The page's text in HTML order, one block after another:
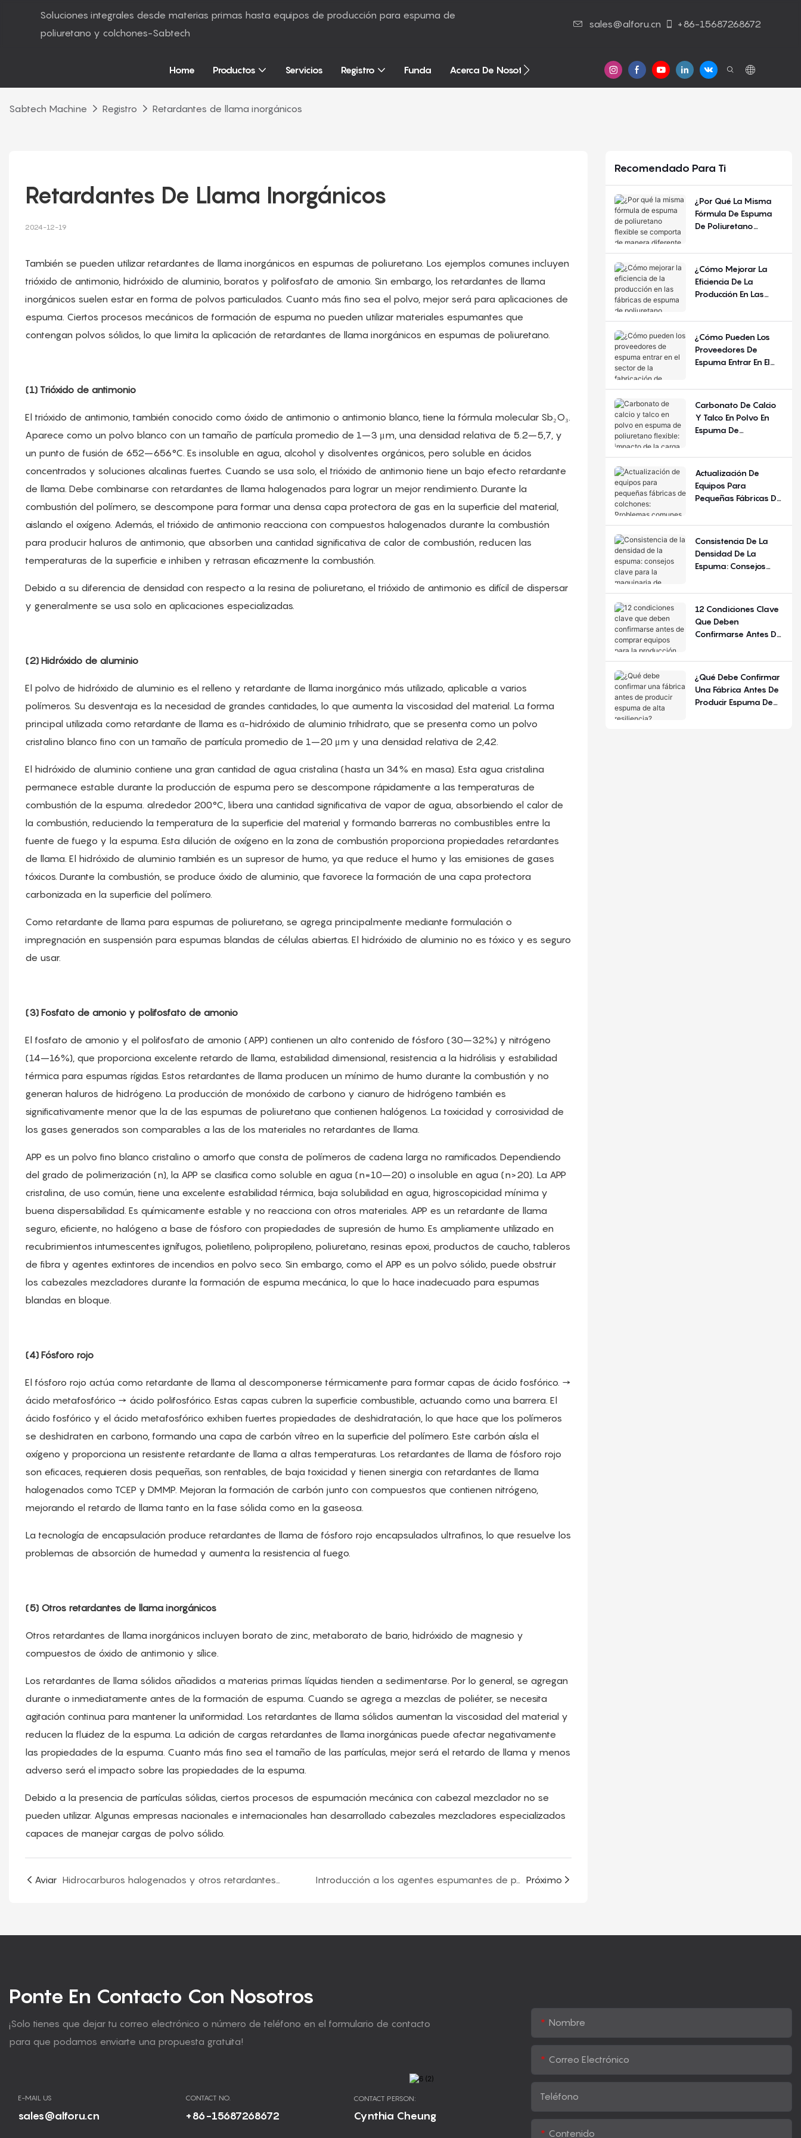
Soluciones integrales desde materias primas hasta equipos de producción para espuma de
poliuretano y colchones-Sabtech
sales@alforu.cn +86-15687268672
Home Productos Servicios Registro Funda Acerca De Nosotros Contáctenos
Sabtech Machine Registro Retardantes de llama inorgánicos
Retardantes De Llama Inorgánicos
2024-12-19
También se pueden utilizar retardantes de llama inorgánicos en espumas de poliuretano. Los ejemplos comunes incluyen
trióxido de antimonio, hidróxido de aluminio, boratos y polifosfato de amonio. Sin embargo, los retardantes de llama
inorgánicos suelen estar en forma de polvos particulados. Cuanto más fino sea el polvo, mejor será para aplicaciones de
espuma. Ciertos procesos mecánicos de formación de espuma no pueden utilizar materiales espumantes que
contengan polvos sólidos, lo que limita la aplicación de retardantes de llama inorgánicos en espumas de poliuretano.
(1) Trióxido de antimonio
El trióxido de antimonio, también conocido como óxido de antimonio o antimonio blanco, tiene la fórmula molecular Sb₂O₃.
Aparece como un polvo blanco con un tamaño de partícula promedio de 1–3 μm, una densidad relativa de 5.2–5,7, y
un punto de fusión de 652–656°C. Es insoluble en agua, alcohol y disolventes orgánicos, pero soluble en ácidos
concentrados y soluciones alcalinas fuertes. Cuando se usa solo, el trióxido de antimonio tiene un bajo efecto retardante
de llama. Debe combinarse con retardantes de llama halogenados para lograr un mejor rendimiento. Durante la
combustión del polímero, se descompone para formar una densa capa protectora de gas en la superficie del material,
aislando el oxígeno. Además, el trióxido de antimonio reacciona con compuestos halogenados durante la combustión
para producir haluros de antimonio, que absorben una cantidad significativa de calor de combustión, reducen las
temperaturas de la superficie e inhiben y retrasan eficazmente la combustión.
Debido a su diferencia de densidad con respecto a la resina de poliuretano, el trióxido de antimonio es difícil de dispersar
y generalmente se usa solo en aplicaciones especializadas.
(2) Hidróxido de aluminio
El polvo de hidróxido de aluminio es el relleno y retardante de llama inorgánico más utilizado, aplicable a varios
polímeros. Su desventaja es la necesidad de grandes cantidades, lo que aumenta la viscosidad del material. La forma
principal utilizada como retardante de llama es α-hidróxido de aluminio trihidrato, que se presenta como un polvo
cristalino blanco fino con un tamaño de partícula promedio de 1–20 μm y una densidad relativa de 2,42.
El hidróxido de aluminio contiene una gran cantidad de agua cristalina (hasta un 34% en masa). Esta agua cristalina
permanece estable durante la producción de espuma pero se descompone rápidamente a las temperaturas de
combustión de la espuma. alrededor 200°C, libera una cantidad significativa de vapor de agua, absorbiendo el calor de
la combustión, reduciendo la temperatura de la superficie del material y formando barreras no combustibles entre la
fuente de fuego y la espuma. Esta dilución de oxígeno en la zona de combustión proporciona propiedades retardantes
de llama. El hidróxido de aluminio también es un supresor de humo, ya que reduce el humo y las emisiones de gases
tóxicos. Durante la combustión, se produce óxido de aluminio, que favorece la formación de una capa protectora
carbonizada en la superficie del polímero.
Como retardante de llama para espumas de poliuretano, se agrega principalmente mediante formulación o
impregnación en suspensión para espumas blandas de células abiertas. El hidróxido de aluminio no es tóxico y es seguro
de usar.
(3) Fosfato de amonio y polifosfato de amonio
El fosfato de amonio y el polifosfato de amonio (APP) contienen un alto contenido de fósforo (30–32%) y nitrógeno
(14–16%), que proporciona excelente retardo de llama, estabilidad dimensional, resistencia a la hidrólisis y estabilidad
térmica para espumas rígidas. Estos retardantes de llama producen un mínimo de humo durante la combustión y no
generan haluros de hidrógeno. La producción de monóxido de carbono y cianuro de hidrógeno también es
significativamente menor que la de las espumas de poliuretano que contienen halógenos. La toxicidad y corrosividad de
los gases generados son comparables a las de los materiales no retardantes de llama.
APP es un polvo fino blanco cristalino o amorfo que consta de polímeros de cadena larga no ramificados. Dependiendo
del grado de polimerización (n), la APP se clasifica como soluble en agua (n=10–20) o insoluble en agua (n>20). La APP
cristalina, de uso común, tiene una excelente estabilidad térmica, baja solubilidad en agua, higroscopicidad mínima y
buena dispersabilidad. Es químicamente estable y no reacciona con otros materiales. APP es un retardante de llama
seguro, eficiente, no halógeno a base de fósforo con propiedades de supresión de humo. Es ampliamente utilizado en
recubrimientos intumescentes ignífugos, polietileno, polipropileno, poliuretano, resinas epoxi, productos de caucho, tableros
de fibra y agentes extintores de incendios en polvo seco. Sin embargo, como el APP es un polvo sólido, puede obstruir
los cabezales mezcladores durante la formación de espuma mecánica, lo que lo hace inadecuado para espumas
blandas en bloque.
(4) Fósforo rojo
El fósforo rojo actúa como retardante de llama al descomponerse térmicamente para formar capas de ácido fosfórico. →
ácido metafosfórico → ácido polifosfórico. Estas capas cubren la superficie combustible, actuando como una barrera. El
ácido fosfórico y el ácido metafosfórico exhiben fuertes propiedades de deshidratación, lo que hace que los polímeros
se deshidraten en carbono, formando una capa de carbón vítreo en la superficie del polímero. Este carbón aísla el
oxígeno y proporciona un resistente retardante de llama a altas temperaturas. Los retardantes de llama de fósforo rojo
son eficaces, requieren dosis pequeñas, son rentables, de baja toxicidad y tienen sinergia con retardantes de llama
halogenados como TCEP y DMMP. Mejoran la formación de carbón junto con compuestos que contienen nitrógeno,
mejorando el retardo de llama tanto en la fase sólida como en la gaseosa.
La tecnología de encapsulación produce retardantes de llama de fósforo rojo encapsulados ultrafinos, lo que resuelve los
problemas de absorción de humedad y aumenta la resistencia al fuego.
(5) Otros retardantes de llama inorgánicos
Otros retardantes de llama inorgánicos incluyen borato de zinc, metaborato de bario, hidróxido de magnesio y
compuestos de óxido de antimonio y sílice.
Los retardantes de llama sólidos añadidos a materias primas líquidas tienden a sedimentarse. Por lo general, se agregan
durante o inmediatamente antes de la formación de espuma. Cuando se agrega a mezclas de poliéter, se necesita
agitación continua para mantener la uniformidad. Los retardantes de llama sólidos aumentan la viscosidad del material y
reducen la fluidez de la espuma. La adición de cargas retardantes de llama inorgánicas puede afectar negativamente
las propiedades de la espuma. Cuanto más fino sea el tamaño de las partículas, mejor será el retardo de llama y menos
adverso será el impacto sobre las propiedades de la espuma.
Debido a la presencia de partículas sólidas, ciertos procesos de espumación mecánica con cabezal mezclador no se
pueden utilizar. Algunas empresas nacionales e internacionales han desarrollado cabezales mezcladores especializados
capaces de manejar cargas de polvo sólido.
Aviar Hidrocarburos halogenados y otros retardantes de llama que contienen halógenos Introducción a los agentes espumantes de poliuretano: agentes espumantes de HCFC Próximo
Recomendado Para Ti
¿Por Qué La Misma
Fórmula De Espuma
De Poliuretano
De Manera Diferente
Año Y La Región?
¿Cómo Mejorar La
Eficiencia De La
Producción En Las
De Poliuretano
¿Cómo Pueden Los
Proveedores De
Espuma Entrar En El
Fabricación De
Carbonato De Calcio
Y Talco En Polvo En
Espuma De
Impacto De La Carga
Actualización De
Equipos Para
Pequeñas Fábricas De
Comunes Y Criterios
Consistencia De La
Densidad De La
Espuma: Consejos
Maquinaria De
12 Condiciones Clave
Que Deben
Confirmarse Antes De
Para La Producción De
¿Qué Debe Confirmar
Una Fábrica Antes De
Producir Espuma De
Ponte En Contacto Con Nosotros
¡Solo tienes que dejar tu correo electrónico o número de teléfono en el formulario de contacto
para que podamos enviarte una propuesta gratuita!
E-MAIL US
sales@alforu.cn
CONTACT NO.
+86-15687268672
CONTACT PERSON:
Cynthia Cheung
Nombre
Correo Electrónico
Teléfono
Contenido